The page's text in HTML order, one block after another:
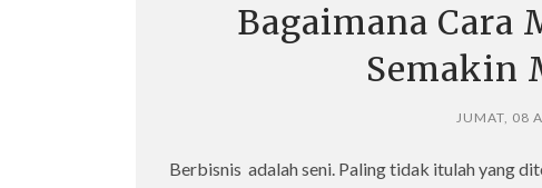
Bagaimana Cara
Semakin
JUMAT, 08
Berbisnis adalah seni. Paling tidak itulah yang